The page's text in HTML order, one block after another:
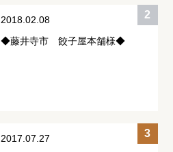
2018.02.08
◆藤井寺市 餃子屋本舗様◆
2017.07.27